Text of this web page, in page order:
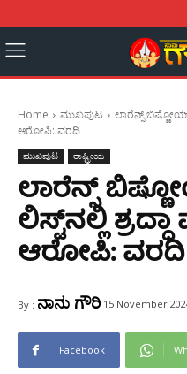
Home ಮುಖಪುಟ
ಲಾರೆನ್ಸ್ ಬಿಷ್ಣೋಯ್
ಆರೋಪಿ: ವರದಿ
ಮುಖಪುಟ ರಾಷ್ಟ್ರೀಯ
ಲಾರೆನ್ಸ್
ಲಿಸ್ಟ್‌ನಲ್ಲಿ
ಆರೋಪಿ: ವರದಿ
By : ನಾನು ಗೌರಿ 15 November
Facebook